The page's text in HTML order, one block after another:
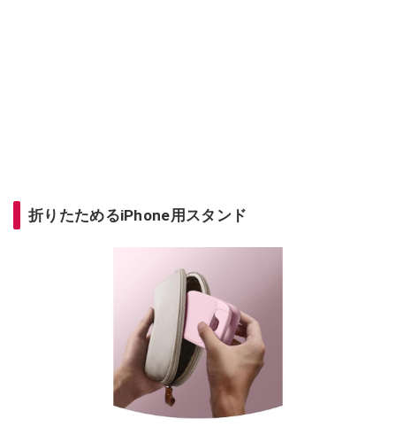
折りたためるiPhone用スタンド